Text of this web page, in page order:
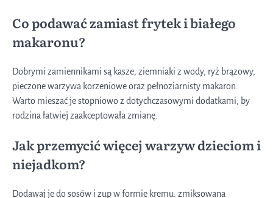
Co podawać zamiast frytek i białego
makaronu?
Dobrymi zamiennikami są kasze, ziemniaki z wody, ryż brązowy,
pieczone warzywa korzeniowe oraz pełnoziarnisty makaron.
Warto mieszać je stopniowo z dotychczasowymi dodatkami, by
rodzina łatwiej zaakceptowała zmianę.
Jak przemycić więcej warzyw dzieciom i
niejadkom?
Dodawaj je do sosów i zup w formie kremu: zmiksowana